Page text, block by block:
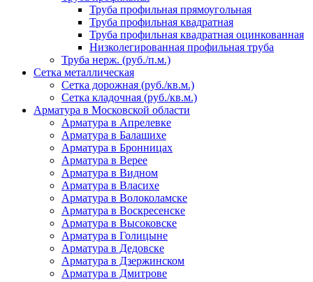
Труба профильная прямоугольная
Труба профильная квадратная
Труба профильная квадратная оцинкованная
Низколегированная профильная труба
Труба нерж. (руб./п.м.)
Сетка металлическая
Сетка дорожная (руб./кв.м.)
Сетка кладочная (руб./кв.м.)
Арматура в Московской области
Арматура в Апрелевке
Арматура в Балашихе
Арматура в Бронницах
Арматура в Верее
Арматура в Видном
Арматура в Власихе
Арматура в Волоколамске
Арматура в Воскресенске
Арматура в Высоковске
Арматура в Голицыне
Арматура в Дедовске
Арматура в Дзержинском
Арматура в Дмитрове